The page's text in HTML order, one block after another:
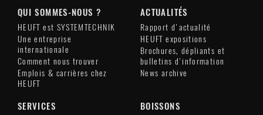
QUI SOMMES-NOUS ?
HEUFT est SYSTEMTECHNIK
Une entreprise
internationale
Comment nous trouver
Emplois & carrières chez
HEUFT
ACTUALITÉS
Rapport d'actualité
HEUFT expositions
Brochures, dépliants et
bulletins d'information
News archive
SERVICES BOISSONS